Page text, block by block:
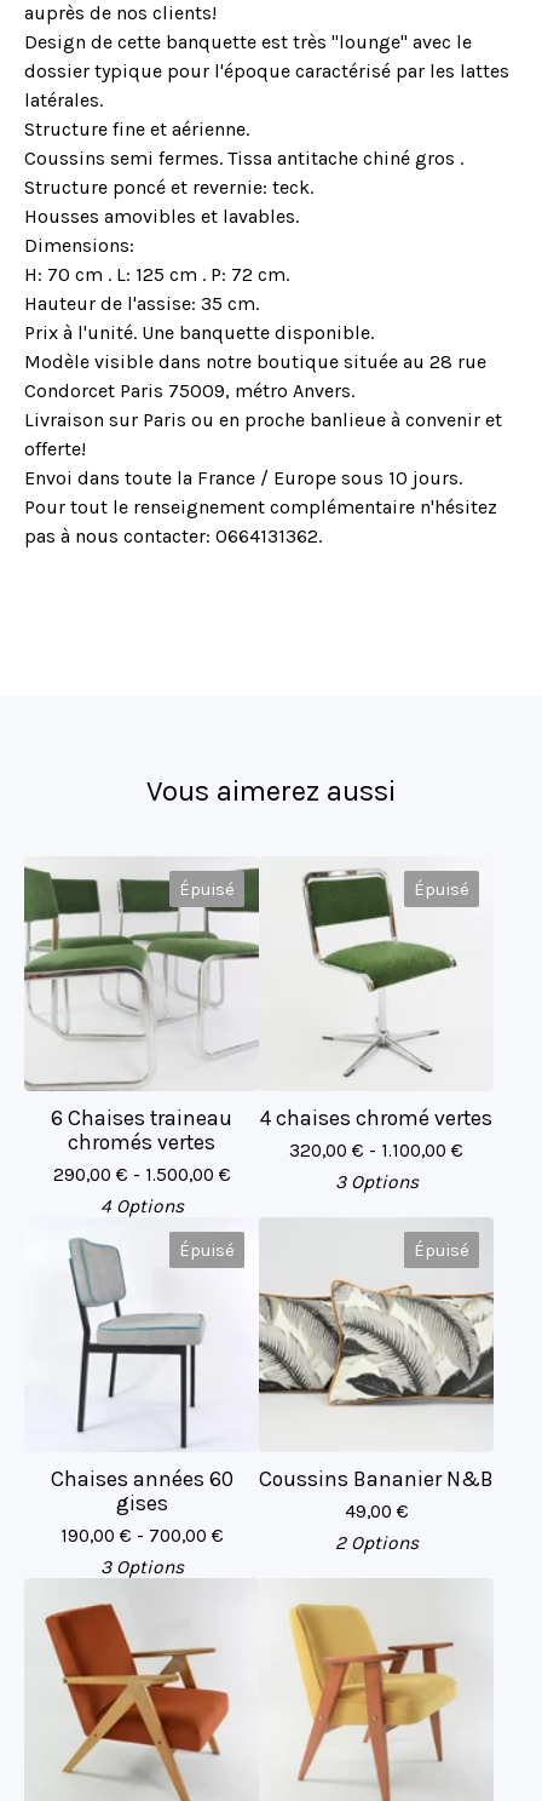
auprès de nos clients!
Design de cette banquette est très "lounge" avec le
dossier typique pour l'époque caractérisé par les lattes
latérales.
Structure fine et aérienne.
Coussins semi fermes. Tissa antitache chiné gros .
Structure poncé et revernie: teck.
Housses amovibles et lavables.
Dimensions:
H: 70 cm . L: 125 cm . P: 72 cm.
Hauteur de l'assise: 35 cm.
Prix à l'unité. Une banquette disponible.
Modèle visible dans notre boutique située au 28 rue
Condorcet Paris 75009, métro Anvers.
Livraison sur Paris ou en proche banlieue à convenir et
offerte!
Envoi dans toute la France / Europe sous 10 jours.
Pour tout le renseignement complémentaire n'hésitez
pas à nous contacter: 0664131362.
Vous aimerez aussi
Épuisé
6 Chaises traineau
chromés vertes
290,00 € - 1.500,00 €
4 Options
Épuisé
4 chaises chromé vertes
320,00 € - 1.100,00 €
3 Options
Épuisé
Chaises années 60
gises
190,00 € - 700,00 €
3 Options
Épuisé
Coussins Bananier N&B
49,00 €
2 Options